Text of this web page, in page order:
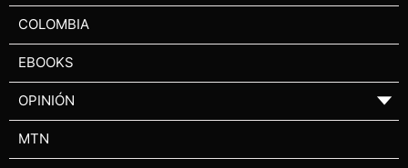
COLOMBIA
EBOOKS
OPINIÓN ▼
MTN